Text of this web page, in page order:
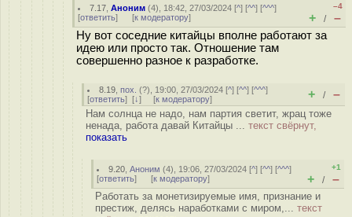
7.17 ,Аноним (4), 18:42, 27/03/2024 [^] [^^] [^^^]
[ответить] [к модератору]
–4
+ / –
Ну вот соседние китайцы вполне работают за
идею или просто так. Отношение там
совершенно разное к разработке.
8.19 ,пох. (?), 19:00, 27/03/2024 [^] [^^] [^^^]
[ответить] [↓] [к модератору] + / –
Нам солнца не надо, нам партия светит, жрац тоже
ненада, работа давай Китайцы ... текст свёрнут,
показать
9.20 ,Аноним (4), 19:06, 27/03/2024 [^] [^^] [^^^]
[ответить] [к модератору]
+1
+ / –
Работать за монетизируемые имя, признание и
престиж, делясь наработками с миром,... текст